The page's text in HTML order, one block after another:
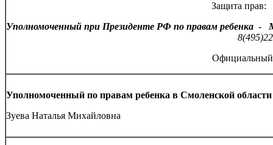
Защита прав:
Уполномоченный при Президенте РФ по правам ребенка -
Уполномоченный по правам ребенка в Смоленской
Зуева Наталья Михайловна